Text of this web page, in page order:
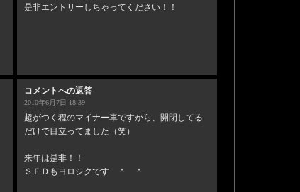
是非エントリーしちゃってください！！
コメントへの返答
2010年6月7日 18:39
超がつく程のマイナー車ですから、開閉してる
だけで目立ってました（笑）
来年は是非！！
ＳＦＤもヨロシクです ＾ ＾